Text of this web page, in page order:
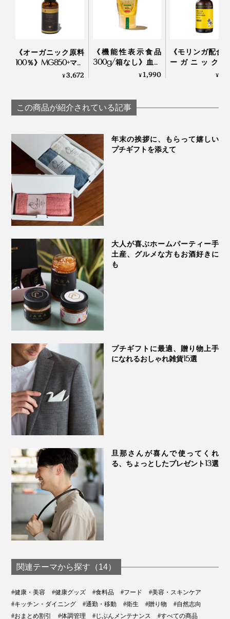
2021年1月、「ニュージーランド産ハチミツから発がん
性疑惑農薬グリホサートを検出した」というニュースが
出て話題になりましたが、『トゥルーハニー』なら安
心。
ニュージーランドからの出国時に、それぞれ検査が行わ
れており、本品も「残留農薬検出せず」が証明されてい
ます。
採蜜したばかりの「マヌカハニー」のMGOは微量。熟
成する間に、DHA（ジヒドロキシアセトン）という成分
がMGOに変換していき、十分に変換したところでボト
ルに詰められるのです。
同じ場所の「マヌカハニー」でも毎年同じグレードにな
るわけではなく、気候やミツバチの健康状態、巣箱を設
置するタイミングなど、さまざまな要素が影響するのだ
とか。ハイグレードの「マヌカハニー」を作り続けるこ
とは困難を極めるといいます。
『トゥルーハニー』は、最高レベルMGO1900を生産で
きる、ニュージーランドでも数少ないブランドとして、
UMFHA（UMF™ハニー協会）に登録されています。
さらに、日本への輸送には、低温コンテナを使用。生鮮
ない環境で、大切に運ばれています。
そして、生産にかかる、気の遠くなるような手間ひま。
採るのも大変なら熟成にも時間がかかり、検査項目も多
くて検査料も高額。でも、だからこそ品質が保たれてい
遥か彼方、ニュージーランドの原生林で、働き蜂がせっ
せと集めた花の蜜が、ひと瓶に詰まっているかと思う
もう、取り入れない理由が見つかりません。まだまだ気
の抜けない日々が続きそうなので、甘いボディガードに
頼ろうかと思います！
《オーガニック原料
100％》MG850+マヌ
カハニー配合、アル
ポリス スプレー」｜
24 ORGANIC DAYS
¥3,672
《機能性表示食品
300g/箱なし》血糖
値上昇をゆるやかに
しいイヌリンはちみ
つ」｜My Honey
¥1,990
《モリンガ配合
ーガニック
100％》
TAMAU×24
ORGANIC DAYS
¥
この商品が紹介されている記事
年末の挨拶に、もらって嬉しい
プチギフトを添えて
大人が喜ぶホームパーティー手
土産、グルメな方もお酒好きに
も
プチギフトに最適、贈り物上手
になれるおしゃれ雑貨15選
旦那さんが喜んで使ってくれ
る、ちょっとしたプレゼント13選
関連テーマから探す（14）
#健康・美容 #健康グッズ #食料品 #フード
#美容・スキンケア
#キッチン・ダイニング
#通勤・移動 #衛生 #贈り物
#自然志向
#おまとめ割引
#体調管理 #じぶんメンテナンス #すべての商品